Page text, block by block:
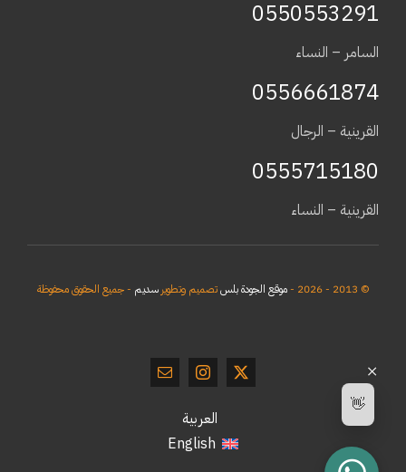
0550553291
السامر – النساء
0556661874
القرينية – الرجال
0555715180
القرينية – النساء
© 2013 - 2026 - موقع الجودة بلستصميم وتطويرسديم - جميع الحقوق محفوظة
العربية
English
👋